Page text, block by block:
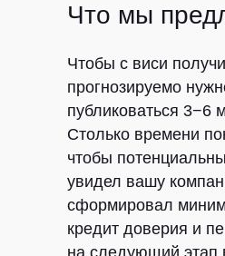
Что мы
Чтобы с виси
прогнозируемо
публиковаться 3−6
Столько времени
чтобы
увидел вашу
сформировал
кредит доверия и
на следующий этап